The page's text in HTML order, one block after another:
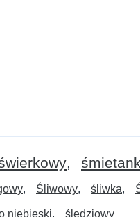
Śliwowy śliwka
niebieski śledziowy